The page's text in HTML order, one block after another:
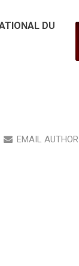
DU
EMAIL AUTHOR